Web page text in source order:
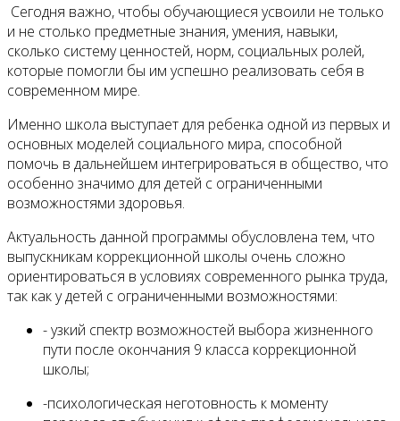
Сегодня важно, чтобы обучающиеся усвоили не только
и не столько предметные знания, умения, навыки,
сколько систему ценностей, норм, социальных ролей,
которые помогли бы им успешно реализовать себя в
современном мире.
Именно школа выступает для ребенка одной из первых и
основных моделей социального мира, способной
помочь в дальнейшем интегрироваться в общество, что
особенно значимо для детей с ограниченными
возможностями здоровья.
Актуальность данной программы обусловлена тем, что
выпускникам коррекционной школы очень сложно
ориентироваться в условиях современного рынка труда,
так как у детей с ограниченными возможностями:
- узкий спектр возможностей выбора жизненного
пути после окончания 9 класса коррекционной
школы;
-психологическая неготовность к моменту